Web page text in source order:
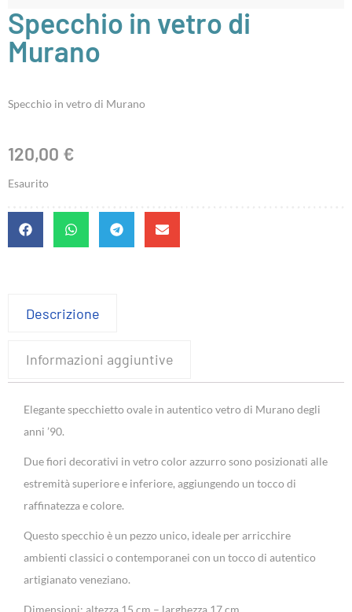
Specchio in vetro di
Murano
Specchio in vetro di Murano
120,00 €
Esaurito
Descrizione
Informazioni aggiuntive
Elegante specchietto ovale in autentico vetro di Murano degli
anni ’90.
Due fiori decorativi in vetro color azzurro sono posizionati alle
estremità superiore e inferiore, aggiungendo un tocco di
raffinatezza e colore.
Questo specchio è un pezzo unico, ideale per arricchire
ambienti classici o contemporanei con un tocco di autentico
artigianato veneziano.
Dimensioni: altezza 15 cm – larghezza 17 cm